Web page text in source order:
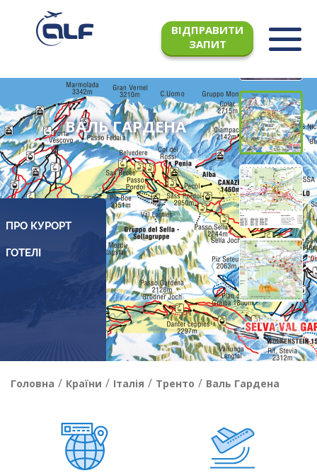
ВІДПРАВИТИ
ЗАПИТ
ВАЛЬ ГАРДЕНА
ПРО КУРОРТ
Головна / Країни / Італія / Тренто / Валь Гардена